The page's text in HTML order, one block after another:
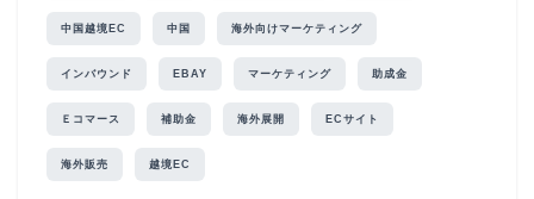
中国越境EC 中国 海外向けマーケティング
インバウンド EBAY マーケティング 助成金
Ｅコマース 補助金 海外展開 ECサイト
海外販売 越境EC